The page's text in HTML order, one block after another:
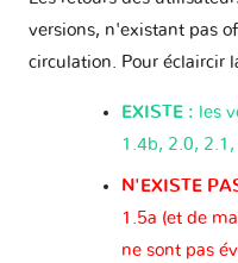
versions, n'existant pas
circulation. Pour éclaircir
EXISTE : les
1.4b, 2.0,
N'EXISTE
1.5a (et de
ne sont pas